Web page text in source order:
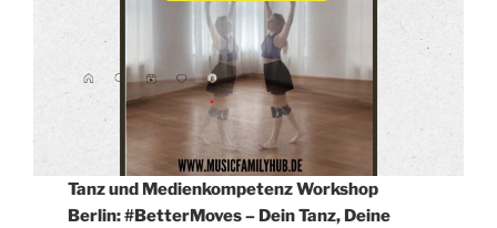
Tanz und Medienkompetenz Workshop
Berlin: #BetterMoves – Dein Tanz, Deine